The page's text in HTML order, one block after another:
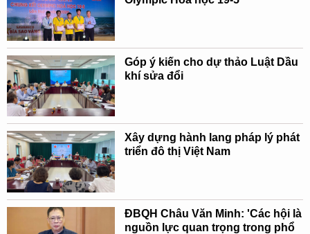
Góp ý kiến cho dự thảo Luật Dầu
khí sửa đổi
Xây dựng hành lang pháp lý phát
triển đô thị Việt Nam
ĐBQH Châu Văn Minh: 'Các hội là
nguồn lực quan trọng trong phổ